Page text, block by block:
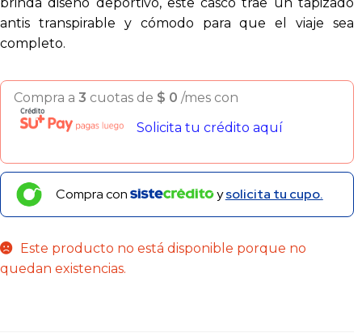
antis transpirable y cómodo para que el viaje sea
completo.
Compra a 3 cuotas de $ 0 /mes con
Solicita tu crédito aquí
Compra con ysolicita tu cupo.
Este producto no está disponible porque no
quedan existencias.